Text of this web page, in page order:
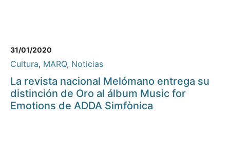
31/01/2020
Cultura, MARQ, Noticias
La revista nacional Melómano entrega su
distinción de Oro al álbum Music for
Emotions de ADDA Simfònica